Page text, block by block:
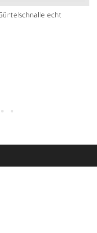
echt